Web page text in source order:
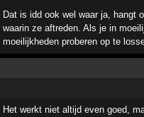
Dat is idd ook wel waar ja, hangt
waarin ze aftreden. Als je in
moeilijkheden proberen op te
Het werkt niet altijd even goed,